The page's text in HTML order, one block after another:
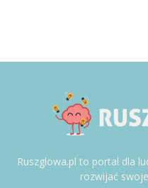
Ruszglowa.pl to portal dla
rozwijać